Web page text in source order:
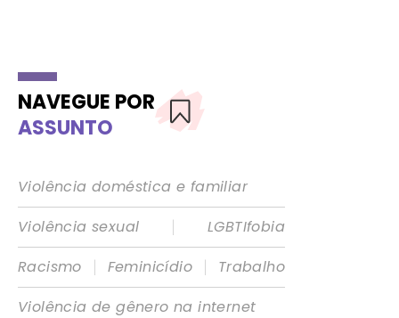
NAVEGUE POR
ASSUNTO
Violência doméstica e familiar
Violência sexual
|
LGBTIfobia
Racismo
| Feminicídio |
Trabalho
Violência de gênero na internet